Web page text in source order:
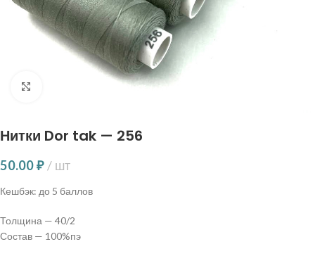
Нажмите, чтобы увеличить
Нитки Dor tak — 256
50.00₽ шт
Кешбэк: до 5 баллов
Толщина — 40/2
Состав — 100%пэ